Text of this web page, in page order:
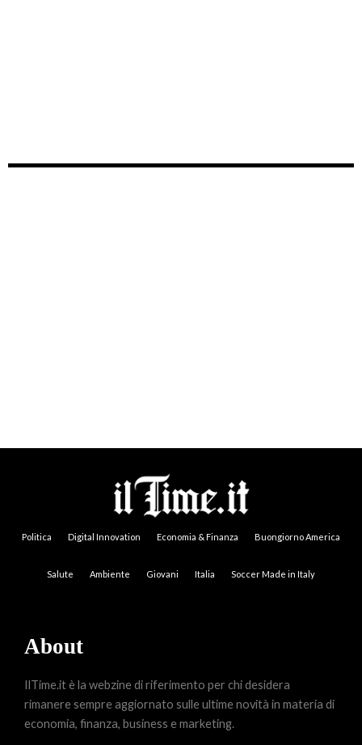
Politica Digital Innovation Economia & Finanza Buongiorno America
Salute Ambiente Giovani Italia Soccer Made in Italy
About
IlTime.it è la webzine di riferimento per chi desidera
rimanere sempre aggiornato sulle ultime novità in materia di
economia, finanza, business e marketing.